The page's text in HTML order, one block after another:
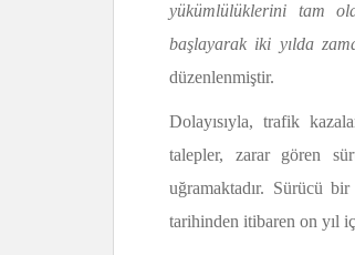
yükümlülüklerini tam
başlayarak iki yılda
düzenlenmiştir.
Dolayısıyla, trafik
talepler, zarar gören
uğramaktadır. Sürücü
tarihinden itibaren on yıl